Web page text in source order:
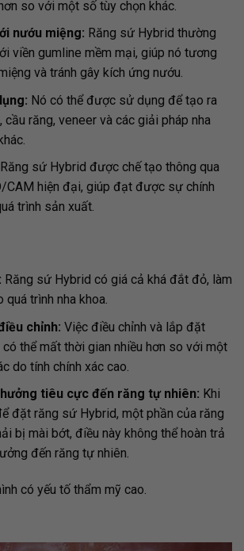
so với một số tùy chọn khác.
nướu miệng: Răng sứ Hybrid thường
viền gumline mềm mại, giúp nó tương
và tránh gây kích ứng nướu.
Nó có thể được sử dụng để tạo ra
cầu răng, veneer và các giải pháp nha
sứ Hybrid được chế tạo thông qua
CAM hiện đại, giúp đạt được sự chính
trình sản xuất.
Răng sứ Hybrid có giá cả khá đắt đỏ, làm
quá trình nha khoa.
chỉnh: Việc điều chỉnh và lắp đặt
thể mất thời gian nhiều hơn so với một
do tính chính xác cao.
hưởng tiêu cực đến răng tự nhiên: Khi
đặt răng sứ Hybrid, một phần của răng
bị mài bớt, điều này không thể hoàn trả
đến răng tự nhiên.
có yếu tố thẩm mỹ cao.